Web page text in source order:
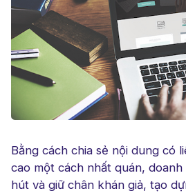
Bằng cách chia sẻ nội dung có
cao một cách nhất quán,
hút và giữ chân khán giả, tạo